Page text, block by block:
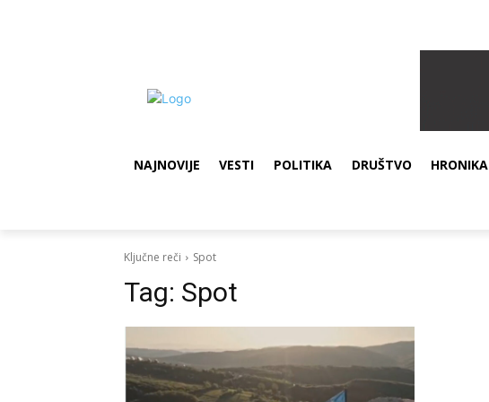
NAJNOVIJE VESTI POLITIKA DRUŠTVO HRONIKA
Ključne reči Spot
Tag: Spot